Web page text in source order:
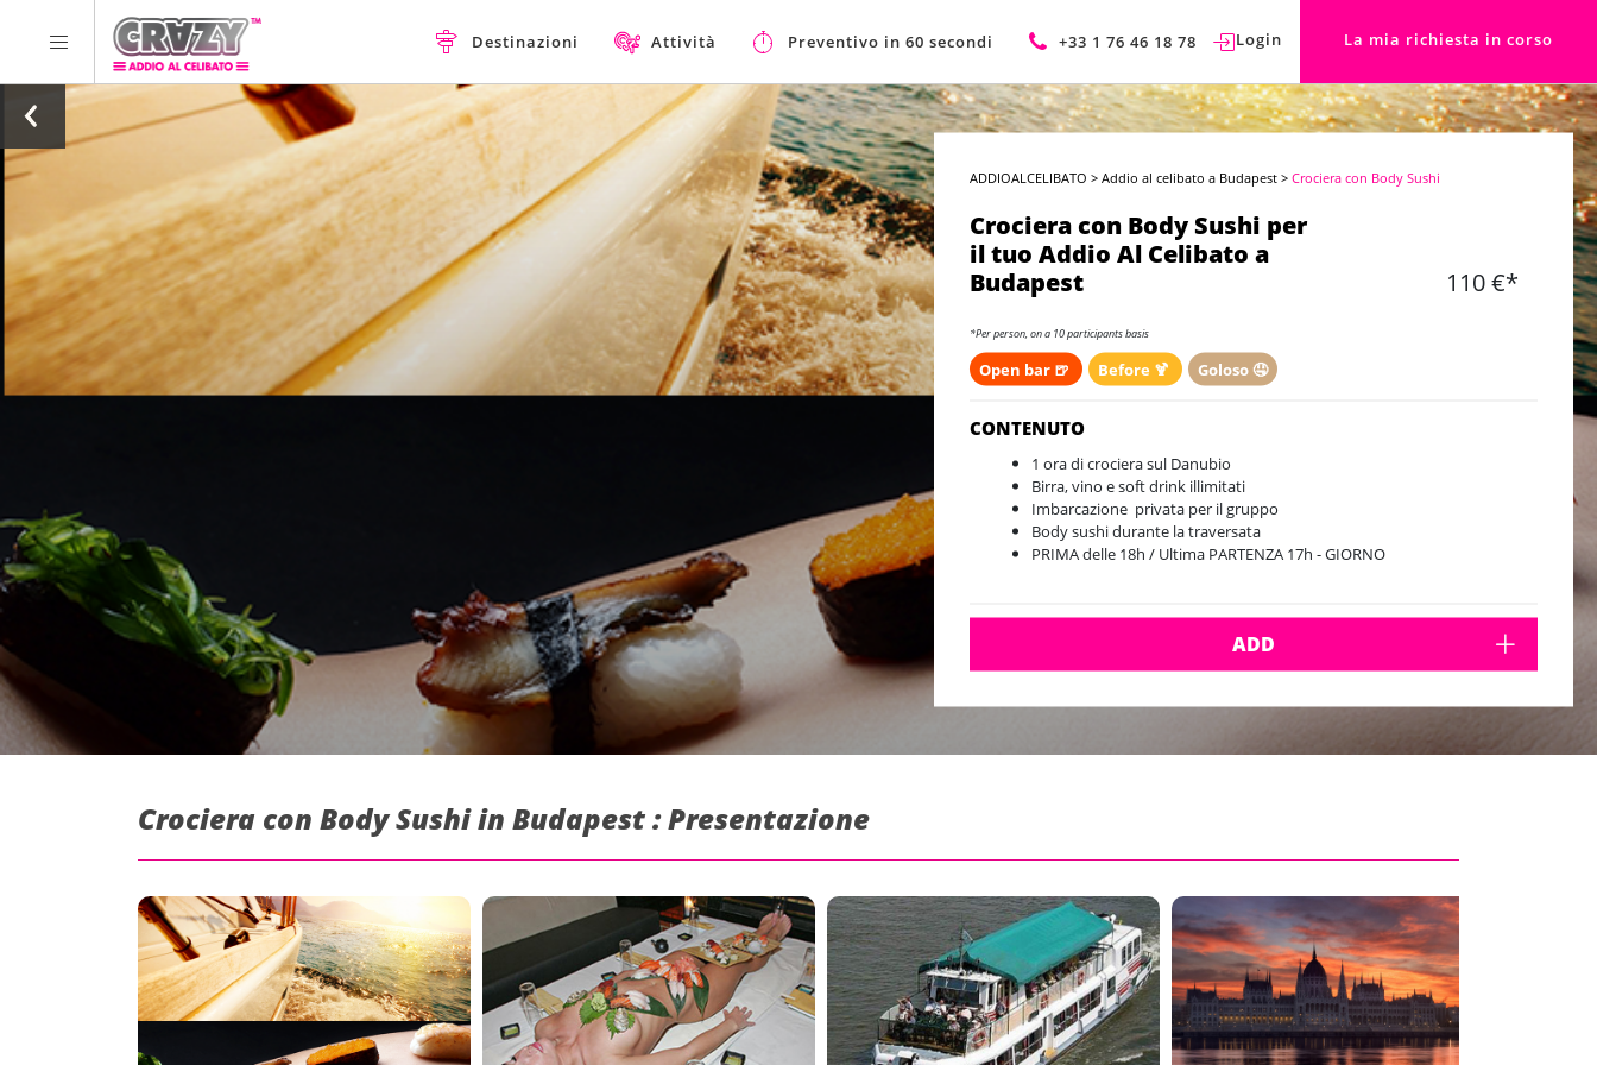
Destinazioni Attività Preventivo in 60 secondi +33 1 76 46 18 78 Login La mia richiesta in corso
ADDIOALCELIBATO >Addio al celibato a Budapest >Crociera con Body Sushi
Crociera con Body Sushi per
il tuo Addio Al Celibato a
Budapest
110 €*
*Per person, on a 10 participants basis
Open bar 🍺 Before 🍹 Goloso 🤤
CONTENUTO
1 ora di crociera sul Danubio
Birra, vino e soft drink illimitati
Imbarcazione privata per il gruppo
Body sushi durante la traversata
PRIMA delle 18h / Ultima PARTENZA 17h - GIORNO
ADD
Crociera con Body Sushi in Budapest : Presentazione